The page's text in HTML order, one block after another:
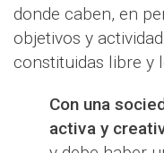
donde caben, en
objetivos y
constituidas libre y
Con una
activa y